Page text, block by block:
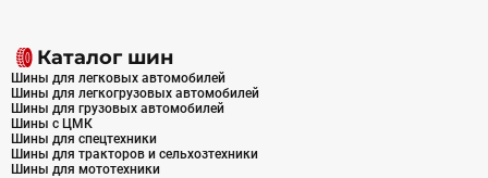
Каталог шин
Шины для легковых автомобилей
Шины для легкогрузовых автомобилей
Шины для грузовых автомобилей
Шины с ЦМК
Шины для спецтехники
Шины для тракторов и сельхозтехники
Шины для мототехники